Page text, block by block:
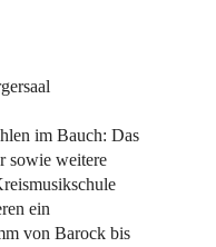
im Bauch: Das
sowie weitere
ein
von Barock bis